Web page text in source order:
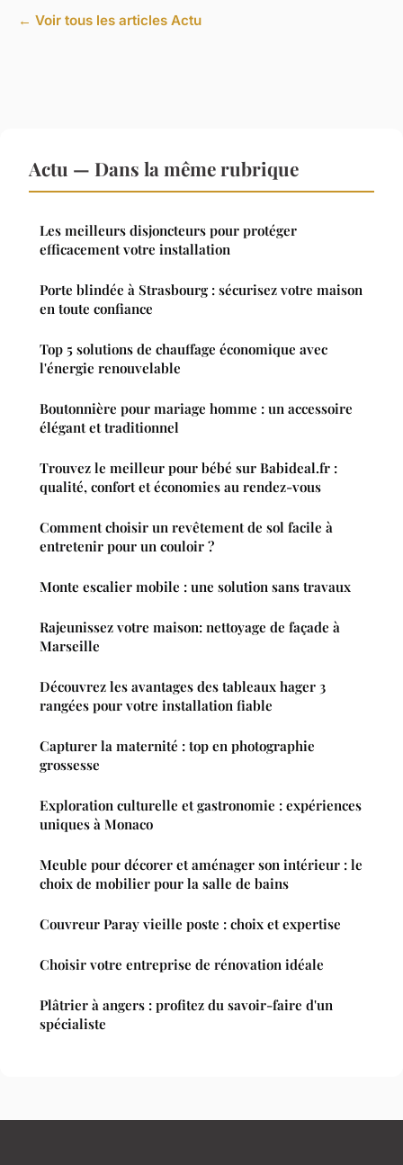
← Voir tous les articles Actu
Actu — Dans la même rubrique
Les meilleurs disjoncteurs pour protéger
efficacement votre installation
Porte blindée à Strasbourg : sécurisez votre maison
en toute confiance
Top 5 solutions de chauffage économique avec
l'énergie renouvelable
Boutonnière pour mariage homme : un accessoire
élégant et traditionnel
Trouvez le meilleur pour bébé sur Babideal.fr :
qualité, confort et économies au rendez-vous
Comment choisir un revêtement de sol facile à
entretenir pour un couloir ?
Monte escalier mobile : une solution sans travaux
Rajeunissez votre maison: nettoyage de façade à
Marseille
Découvrez les avantages des tableaux hager 3
rangées pour votre installation fiable
Capturer la maternité : top en photographie
grossesse
Exploration culturelle et gastronomie : expériences
uniques à Monaco
Meuble pour décorer et aménager son intérieur : le
choix de mobilier pour la salle de bains
Couvreur Paray vieille poste : choix et expertise
Choisir votre entreprise de rénovation idéale
Plâtrier à angers : profitez du savoir-faire d'un
spécialiste